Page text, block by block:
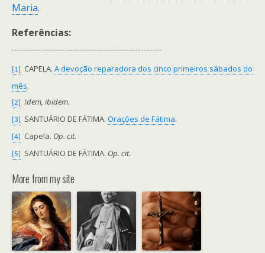
Maria.
Referências:
[1] CAPELA. A devoção reparadora dos cinco primeiros sábados do
mês.
[2] Idem, ibidem.
[3] SANTUÁRIO DE FÁTIMA. Orações de Fátima.
[4] Capela. Op. cit.
[5] SANTUÁRIO DE FÁTIMA. Op. cit.
More from my site